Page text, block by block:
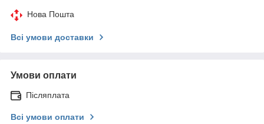
Нова Пошта
Всі умови доставки
Умови оплати
Післяплата
Всі умови оплати